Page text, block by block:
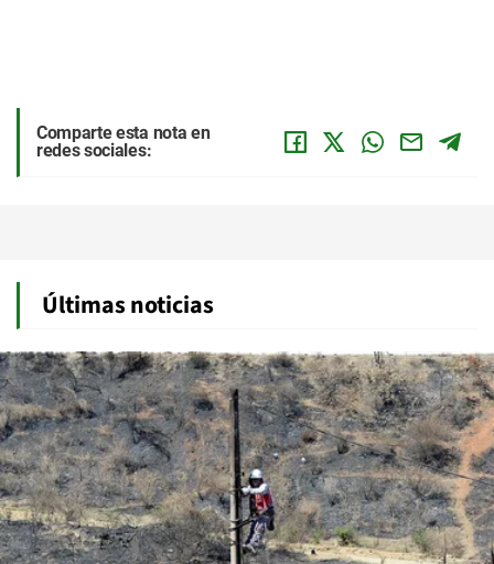
Comparte esta nota en
redes sociales:
Últimas noticias